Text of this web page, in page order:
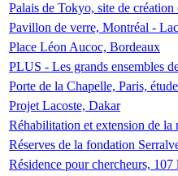
Palais de Tokyo, site de création
Pavillon de verre, Montréal -
Place Léon Aucoc, Bordeaux
PLUS - Les grands ensembles
Porte de la Chapelle, Paris,
Projet Lacoste, Dakar
Réhabilitation et extension de
Réserves de la fondation
Résidence pour chercheurs,